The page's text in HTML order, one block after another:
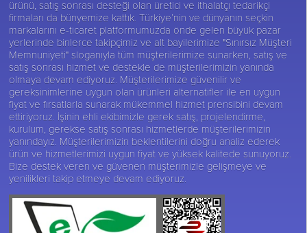
ürünü, satış sonrası desteği olan üretici ve ithalatçı tedarikçi
firmaları da bünyemize kattık. Türkiye’nin ve dünyanın seçkin
markalarını e-ticaret platformumuzda önde gelen büyük pazar
yerlerinde binlerce takipçimiz ve alt bayilerimize "Sınırsız Müşteri
Memnuniyeti" sloganıyla tüm müşterilerimize sunarken, satış ve
satış sonrası hizmet ve destekle de müşterilerimizin yanında
olmaya devam ediyoruz. Müşterilerimize güvenilir ve
gereksinimlerine uygun olan ürünleri alternatifler ile en uygun
fiyat ve fırsatlarla sunarak mükemmel hizmet prensibini devam
ettiriyoruz. İşinin ehli ekibimizle gerek satış, projelendirme,
kurulum, gerekse satış sonrası hizmetlerde müşterilerimizin
yanındayız. Müşterilerimizin beklentilerini doğru analiz ederek
ürün ve hizmetlerimizi uygun fiyat ve yüksek kalitede sunuyoruz.
Bize destek veren ve güvenen müşterimizle gelişmeye ve
yenilikleri takip etmeye devam ediyoruz.